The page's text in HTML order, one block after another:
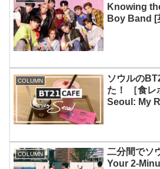
Knowing
Boy Band [
COLUMN
ソウルの
た！ ［食
Seoul: My
COLUMN
二分間でソ
Your 2-